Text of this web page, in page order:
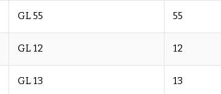
GL 55 55
GL 12 12
GL 13 13